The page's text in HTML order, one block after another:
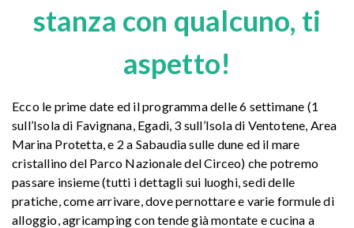
stanza con qualcuno, ti
aspetto!
Ecco le prime date ed il programma delle 6 settimane (1
sull’Isola di Favignana, Egadi, 3 sull’Isola di Ventotene, Area
Marina Protetta, e 2 a Sabaudia sulle dune ed il mare
cristallino del Parco Nazionale del Circeo) che potremo
passare insieme (tutti i dettagli sui luoghi, sedi delle
pratiche, come arrivare, dove pernottare e varie formule di
alloggio, agricamping con tende già montate e cucina a